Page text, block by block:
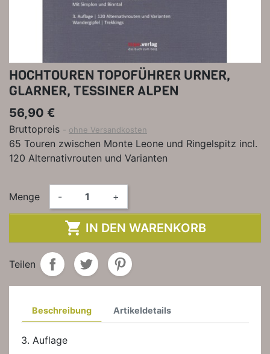
HOCHTOUREN TOPOFÜHRER URNER,
GLARNER, TESSINER ALPEN
56,90 €
Bruttopreis ohne Versandkosten
65 Touren zwischen Monte Leone und Ringelspitz incl.
120 Alternativrouten und Varianten
Menge - +
 IN DEN WARENKORB
Teilen
Beschreibung Artikeldetails
3. Auflage